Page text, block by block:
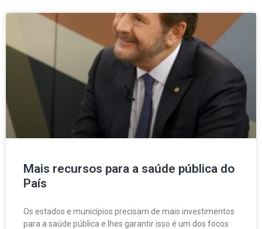
Mais recursos para a saúde pública do
País
Os estados e municípios precisam de mais investimentos
para a saúde pública e lhes garantir isso é um dos focos